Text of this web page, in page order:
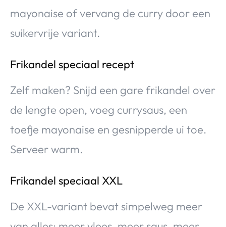
mayonaise of vervang de curry door een
suikervrije variant.
Frikandel speciaal recept
Zelf maken? Snijd een gare frikandel over
de lengte open, voeg currysaus, een
toefje mayonaise en gesnipperde ui toe.
Serveer warm.
Frikandel speciaal XXL
De XXL-variant bevat simpelweg meer